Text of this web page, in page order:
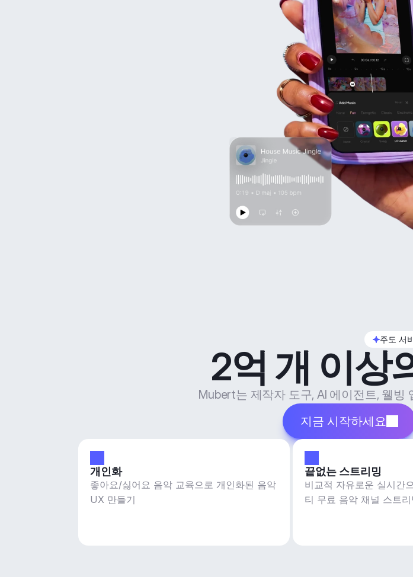
주도 서
2억 개 이상
Mubert는 제작자 도구, AI 에이전트, 웰빙
지금 시작하세요
개인화
좋아요/싫어요 음악 교육으로 개인화된 음악
UX 만들기
끝없는 스트리밍
비교적 자유로운 실시간
티 무료 음악 채널 스트리